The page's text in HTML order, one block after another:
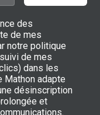
des
de mes
notre politique
de mes
dans les
Mathon adapte
désinscription
et